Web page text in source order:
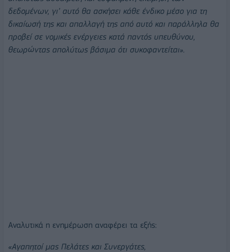
δεδομένων, γι’ αυτό θα ασκήσει κάθε ένδικο μέσο για τη
δικαίωσή της και απαλλαγή της από αυτό και παράλληλα θα
προβεί σε νομικές ενέργειες κατά παντός υπευθύνου,
θεωρώντας απολύτως βάσιμα ότι συκοφαντείται».
Αναλυτικά η ενημέρωση αναφέρει τα εξής:
«Αγαπητοί μας Πελάτες και Συνεργάτες,